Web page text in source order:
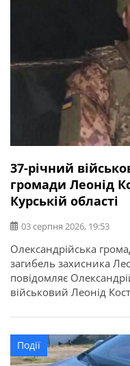
37-річний
громади Леонід
Курській області
03 серпня 2026, 19:53
Олександрійська
загибель захисника
повідомляє
військовий Леонід
двоє синів, мати, брат
співчуття рідним та
Події